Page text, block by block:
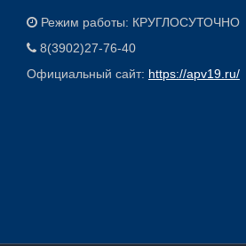
Режим работы: КРУГЛОСУТОЧНО
8(3902)27-76-40
Официальный сайт: https://apv19.ru/